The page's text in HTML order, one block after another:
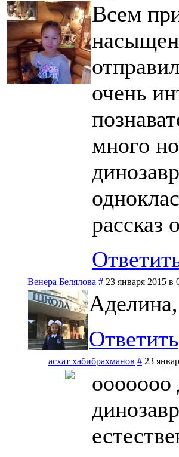
Всем
очень
много
рассказ
Венера Белялова # 23 января 2015 в
Ответить
асхат хабибрахманов # 23